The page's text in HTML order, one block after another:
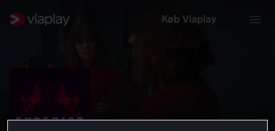
Køb Viaplay